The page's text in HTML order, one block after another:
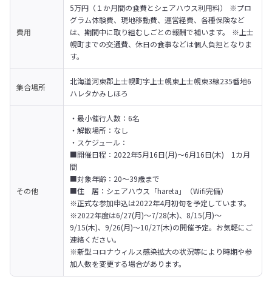
費用
5万円（１か月間の食費とシェアハウス利用料） ※プロ
グラム体験費、現地移動費、運営経費、各種保険など
は、期間中に取り組むしごとの報酬で補います。 ※上士
幌町までの交通費、休日の食事などは個人負担となりま
す。
集合場所
北海道河東郡上士幌町字上士幌東上士幌東3線235番地6
ハレタかみしほろ
その他
・最小催行人数：6名
・解散場所：なし
・スケジュール：
■開催日程：2022年5月16日(月)〜6月16日(木)　1カ月
間
■対象年齢：20〜39歳まで
■住　居：シェアハウス「hareta」（Wifi完備）
※正式な参加申込は2022年4月初旬を予定しています。
※2022年度は6/27(月)～7/28(木)、8/15(月)～
9/15(木)、9/26(月)～10/27(木)の開催予定。お気軽にご
連絡ください。
※新型コロナウィルス感染拡大の状況等により時期や参
加人数を変更する場合があります。